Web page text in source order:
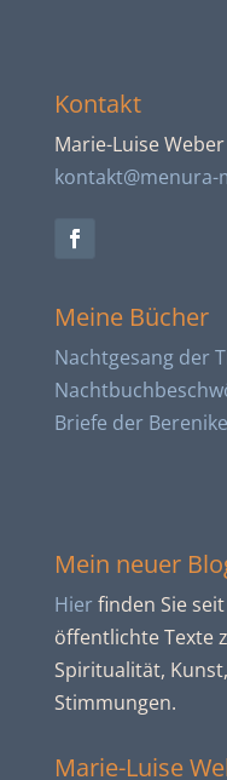
Kontakt
Marie-Luise Weber
kontakt@menura-
Meine Bücher
Nachtgesang der
Briefe der Berenike
Mein neuer
Hier finden Sie
öffent­lichte Texte
Spiritua­lität,
Stim­mun­gen.
Marie-Luise